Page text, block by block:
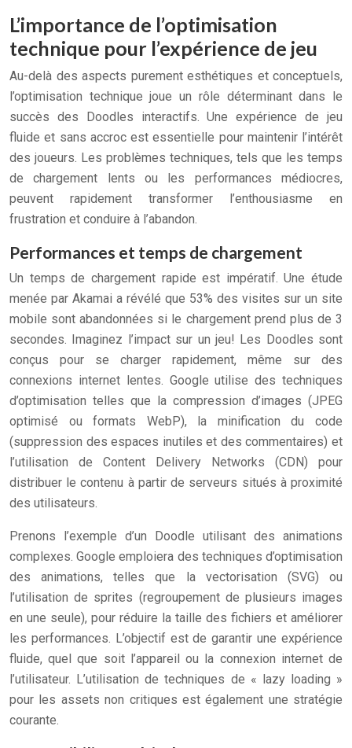
L’importance de l’optimisation
technique pour l’expérience de jeu
Au-delà des aspects purement esthétiques et conceptuels,
l’optimisation technique joue un rôle déterminant dans le
succès des Doodles interactifs. Une expérience de jeu
fluide et sans accroc est essentielle pour maintenir l’intérêt
des joueurs. Les problèmes techniques, tels que les temps
de chargement lents ou les performances médiocres,
peuvent rapidement transformer l’enthousiasme en
frustration et conduire à l’abandon.
Performances et temps de chargement
Un temps de chargement rapide est impératif. Une étude
menée par Akamai a révélé que 53% des visites sur un site
mobile sont abandonnées si le chargement prend plus de 3
secondes. Imaginez l’impact sur un jeu! Les Doodles sont
conçus pour se charger rapidement, même sur des
connexions internet lentes. Google utilise des techniques
d’optimisation telles que la compression d’images (JPEG
optimisé ou formats WebP), la minification du code
(suppression des espaces inutiles et des commentaires) et
l’utilisation de Content Delivery Networks (CDN) pour
distribuer le contenu à partir de serveurs situés à proximité
des utilisateurs.
Prenons l’exemple d’un Doodle utilisant des animations
complexes. Google emploiera des techniques d’optimisation
des animations, telles que la vectorisation (SVG) ou
l’utilisation de sprites (regroupement de plusieurs images
en une seule), pour réduire la taille des fichiers et améliorer
les performances. L’objectif est de garantir une expérience
fluide, quel que soit l’appareil ou la connexion internet de
l’utilisateur. L’utilisation de techniques de « lazy loading »
pour les assets non critiques est également une stratégie
courante.